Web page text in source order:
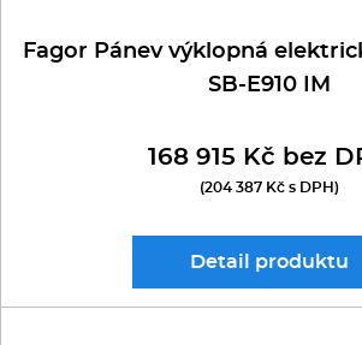
Fagor Pánev výklopná
SB-E910 IM
168 915 Kč bez
(204 387 Kč s DPH)
Detail produktu